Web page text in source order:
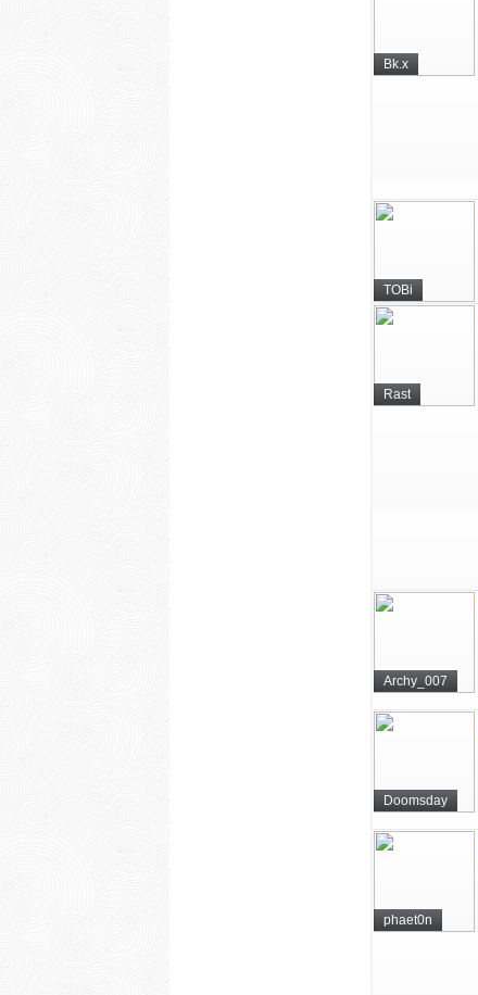
Bk.x
TOBi
Rast
Archy_007
Doomsday
phaet0n